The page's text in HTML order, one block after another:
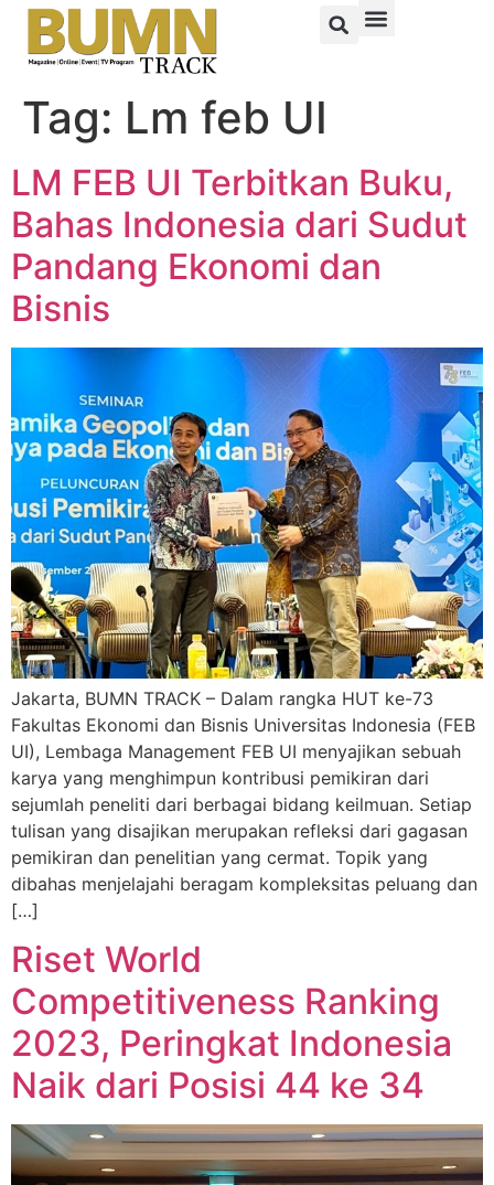
Tag: Lm feb UI
LM FEB UI Terbitkan Buku,
Bahas Indonesia dari Sudut
Pandang Ekonomi dan
Bisnis
Jakarta, BUMN TRACK – Dalam rangka HUT ke-73
Fakultas Ekonomi dan Bisnis Universitas Indonesia (FEB
UI), Lembaga Management FEB UI menyajikan sebuah
karya yang menghimpun kontribusi pemikiran dari
sejumlah peneliti dari berbagai bidang keilmuan. Setiap
tulisan yang disajikan merupakan refleksi dari gagasan
pemikiran dan penelitian yang cermat. Topik yang
dibahas menjelajahi beragam kompleksitas peluang dan
[…]
Riset World
Competitiveness Ranking
2023, Peringkat Indonesia
Naik dari Posisi 44 ke 34